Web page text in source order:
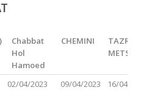
Chabbat
Hol
Hamoed
CHEMINI
TAZRIA
Chabbat
CHEMINI
TAZRIA
02/04/2023 09/04/2023 16/04/